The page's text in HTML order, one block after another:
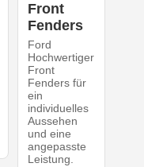
Front
Fenders
Ford
Hochwertiger
Front
Fenders für
ein
individuelles
Aussehen
und eine
angepasste
Leistung.